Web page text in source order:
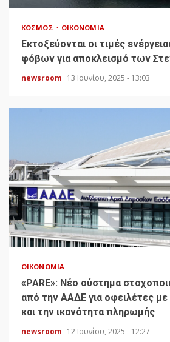
ΚΌΣΜΟΣ ΟΙΚΟΝΟΜΊΑ
Εκτοξεύονται οι τιμές
φόβων για αποκλεισμό των
newsroom 13 Ιουνίου, 2025 - 13:03
ΟΙΚΟΝΟΜΊΑ
«PARE»: Νέο σύστημα
από την ΑΑΔΕ για οφειλέτες
και την ικανότητα πληρωμής
newsroom 12 Ιουνίου, 2025 - 12:27